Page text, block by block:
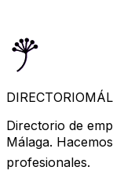
DIRECTORIO
Directorio de
Málaga.
profesionales.